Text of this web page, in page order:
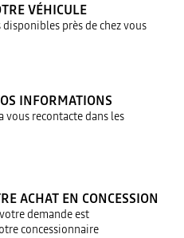
VÉHICULE
près de chez vous
INFORMATIONS
vous recontacte dans les
ACHAT EN CONCESSION
demande est
concessionnaire